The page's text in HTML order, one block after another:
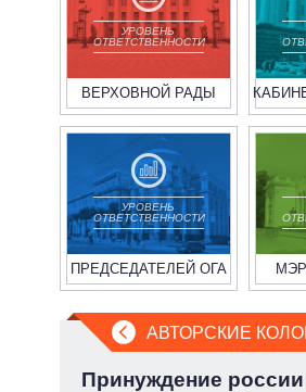
УРОВЕНЬ
ОТВЕТСТВЕННОСТИ
ВЕРХОВНОЙ РАДЫ
УРОВЕНЬ
ОТВЕТСТВЕННОСТИ
ПРЕДСЕДАТЕЛЕЙ ОГА
АВТОРСКИЕ
Принуждение